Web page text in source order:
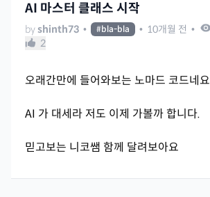
AI 마스터 클래스 시작
by shinth73 • #bla-bla • 10개월 전 •
2
오래간만에 들어와보는 노마드 코드네요
AI 가 대세라 저도 이제 가볼까 합니다.
믿고보는 니코쌤 함께 달려보아요